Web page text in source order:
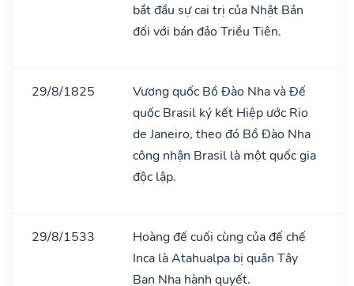
bắt đầu sự cai trị của Nhật Bản
đối với bán đảo Triều Tiên.
29/8/1825
Vương quốc Bồ Đào Nha và Đế
quốc Brasil ký kết Hiệp ước Rio
de Janeiro, theo đó Bồ Đào Nha
công nhận Brasil là một quốc gia
độc lập.
29/8/1533
Hoàng đế cuối cùng của đế chế
Inca là Atahualpa bị quân Tây
Ban Nha hành quyết.